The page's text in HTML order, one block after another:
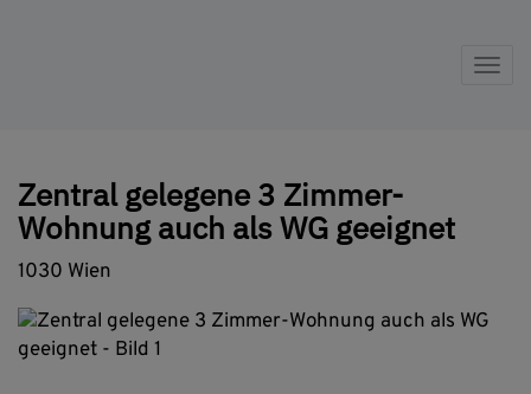
Zentral gelegene 3 Zimmer-
Wohnung auch als WG geeignet
1030 Wien